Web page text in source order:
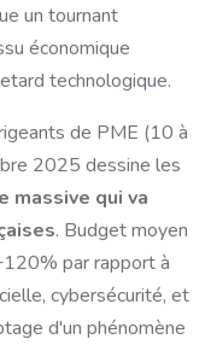
un tournant
économique
technologique.
de PME (10 à
2025 dessine les
massive qui va
. Budget moyen
par rapport à
cybersécurité, et
d'un phénomène